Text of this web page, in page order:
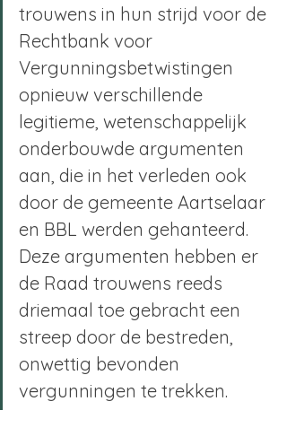
trouwens in hun strijd voor de
Rechtbank voor
Vergunningsbetwistingen
opnieuw verschillende
legitieme, wetenschappelijk
onderbouwde argumenten
aan, die in het verleden ook
door de gemeente Aartselaar
en BBL werden gehanteerd.
Deze argumenten hebben er
de Raad trouwens reeds
driemaal toe gebracht een
streep door de bestreden,
onwettig bevonden
vergunningen te trekken.